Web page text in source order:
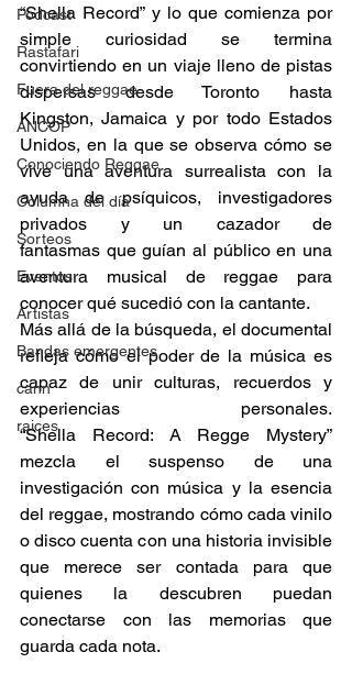
Podcast
Rastafari
Fuera del reggae
ANCOP
Conociendo Reggae
Columna del día
Sorteos
Eventos
Artistas
Bandas emergentes
cann
raices
“Shella Record” y lo que comienza por
simple curiosidad se termina
convirtiendo en un viaje lleno de pistas
dispersas desde Toronto hasta
Kingston, Jamaica y por todo Estados
Unidos, en la que se observa cómo se
vive una aventura surrealista con la
ayuda de psíquicos, investigadores
privados y un cazador de
fantasmas que guían al público en una
aventura musical de reggae para
conocer qué sucedió con la cantante.
Más allá de la búsqueda, el documental
refleja cómo el poder de la música es
capaz de unir culturas, recuerdos y
experiencias personales.
“Shella Record: A Regge Mystery”
mezcla el suspenso de una
investigación con música y la esencia
del reggae, mostrando cómo cada vinilo
o disco cuenta con una historia invisible
que merece ser contada para que
quienes la descubren puedan
conectarse con las memorias que
guarda cada nota.